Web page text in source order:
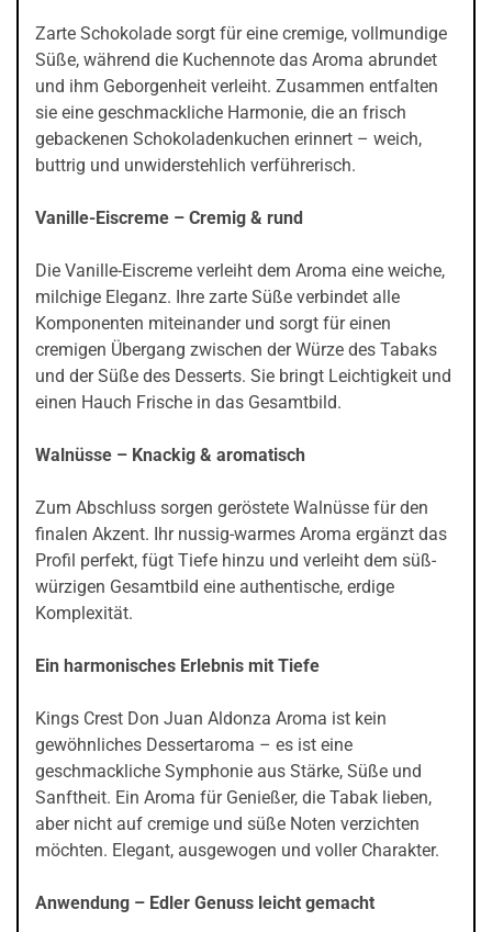
Zarte Schokolade sorgt für eine cremige, vollmundige
Süße, während die Kuchennote das Aroma abrundet
und ihm Geborgenheit verleiht. Zusammen entfalten
sie eine geschmackliche Harmonie, die an frisch
gebackenen Schokoladenkuchen erinnert – weich,
buttrig und unwiderstehlich verführerisch.
Vanille-Eiscreme – Cremig & rund
Die Vanille-Eiscreme verleiht dem Aroma eine weiche,
milchige Eleganz. Ihre zarte Süße verbindet alle
Komponenten miteinander und sorgt für einen
cremigen Übergang zwischen der Würze des Tabaks
und der Süße des Desserts. Sie bringt Leichtigkeit und
einen Hauch Frische in das Gesamtbild.
Walnüsse – Knackig & aromatisch
Zum Abschluss sorgen geröstete Walnüsse für den
finalen Akzent. Ihr nussig-warmes Aroma ergänzt das
Profil perfekt, fügt Tiefe hinzu und verleiht dem süß-
würzigen Gesamtbild eine authentische, erdige
Komplexität.
Ein harmonisches Erlebnis mit Tiefe
Kings Crest Don Juan Aldonza Aroma ist kein
gewöhnliches Dessertaroma – es ist eine
geschmackliche Symphonie aus Stärke, Süße und
Sanftheit. Ein Aroma für Genießer, die Tabak lieben,
aber nicht auf cremige und süße Noten verzichten
möchten. Elegant, ausgewogen und voller Charakter.
Anwendung – Edler Genuss leicht gemacht